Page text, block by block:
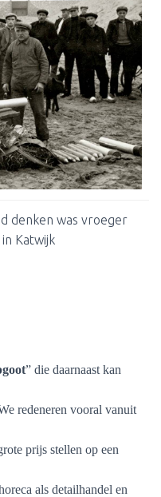
denken was vroeger
Katwijk
” die daarnaast kan
redeneren vooral vanuit
prijs stellen op een
als detailhandel en